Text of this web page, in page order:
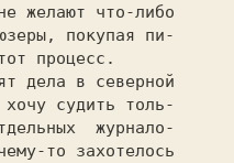
желают что-либо
покупая пи-
процесс.
дела в северной
судить толь-
журнало-